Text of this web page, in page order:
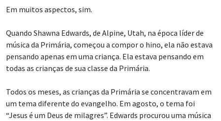
Em muitos aspectos, sim.
Quando Shawna Edwards, de Alpine, Utah, na época líder de
música da Primária, começou a compor o hino, ela não estava
pensando apenas em uma criança. Ela estava pensando em
todas as crianças de sua classe da Primária.
Todos os meses, as crianças da Primária se concentravam em
um tema diferente do evangelho. Em agosto, o tema foi
“Jesus é um Deus de milagres”. Edwards procurou uma música